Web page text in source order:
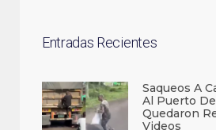
Entradas Recientes
Saqueos A
Al Puerto
Quedaron
Videos